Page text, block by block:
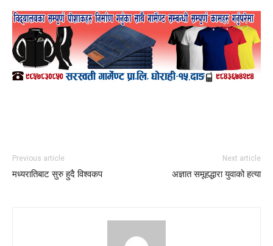
Previous article
मध्यरातिबाट सुरु हुदै विश्वकप
Next article
अज्ञात समूहद्धारा युवाको हत्या